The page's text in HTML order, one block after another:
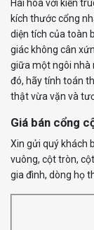
Hài hòa với kiến
kích thước cổng
diện tích của toàn
giác không cân
giữa một ngôi nhà
đó, hãy tính toán
thật vừa vặn và
Giá bán cổng
Xin gửi quý khách
vuông, cột tròn,
gia đình, dòng họ